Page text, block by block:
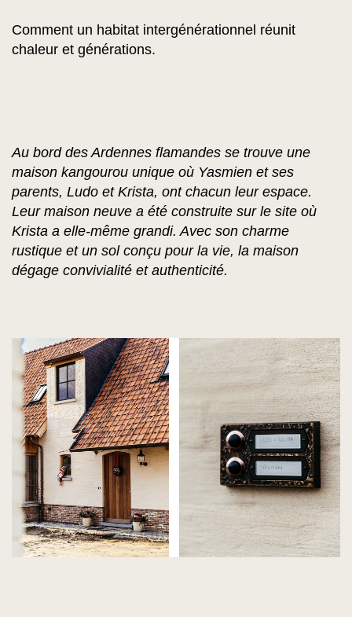
Comment un habitat intergénérationnel réunit
chaleur et générations.
Au bord des Ardennes flamandes se trouve une
maison kangourou unique où Yasmien et ses
parents, Ludo et Krista, ont chacun leur espace.
Leur maison neuve a été construite sur le site où
Krista a elle-même grandi. Avec son charme
rustique et un sol conçu pour la vie, la maison
dégage convivialité et authenticité.